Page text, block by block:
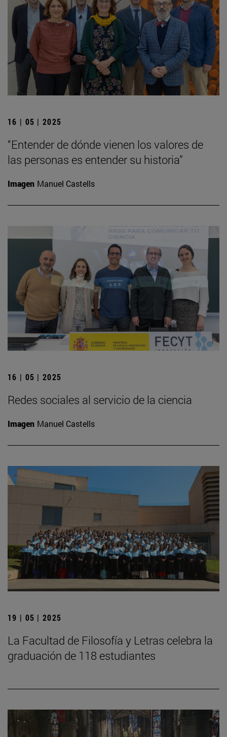
16 | 05 | 2025
“Entender de dónde vienen los valores de
las personas es entender su historia”
Imagen Manuel Castells
16 | 05 | 2025
Redes sociales al servicio de la ciencia
Imagen Manuel Castells
19 | 05 | 2025
La Facultad de Filosofía y Letras celebra la
graduación de 118 estudiantes